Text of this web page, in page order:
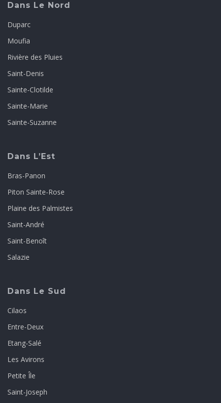
Dans Le Nord
Duparc
Moufia
Rivière des Pluies
Saint-Denis
Sainte-Clotilde
Sainte-Marie
Sainte-Suzanne
Dans L’Est
Bras-Panon
Piton Sainte-Rose
Plaine des Palmistes
Saint-André
Saint-Benoît
Salazie
Dans Le Sud
Cilaos
Entre-Deux
Etang-Salé
Les Avirons
Petite Île
Saint-Joseph